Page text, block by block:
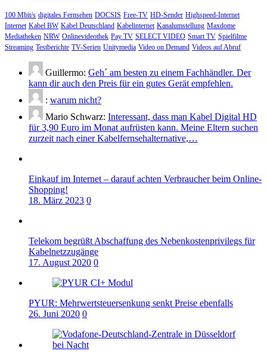
100 Mbit/s digitales Fernsehen DOCSIS Free-TV HD-Sender Highspeed-Internet
Internet Kabel BW Kabel Deutschland Kabelinternet Kanalumstellung Maxdome
Mediatheken NRW Onlinevideothek Pay TV SELECT VIDEO Smart TV Spielfilme
Streaming Testberichte TV-Serien Unitymedia Video on Demand Videos auf Abruf
Guillermo: Geh´ am besten zu einem Fachhändler. Der
kann dir auch den Preis für ein gutes Gerät empfehlen.
: warum nicht?
Mario Schwarz: Interessant, dass man Kabel Digital HD
für 3,90 Euro im Monat aufrüsten kann. Meine Eltern suchen
zurzeit nach einer Kabelfernsehalternative,…
Einkauf im Internet – darauf achten Verbraucher beim Online-
Shopping!
18. März 2023 0
Telekom begrüßt Abschaffung des Nebenkostenprivilegs für
Kabelnetzzugänge
17. August 2020 0
PYUR: Mehrwertsteuersenkung senkt Preise ebenfalls
26. Juni 2020 0